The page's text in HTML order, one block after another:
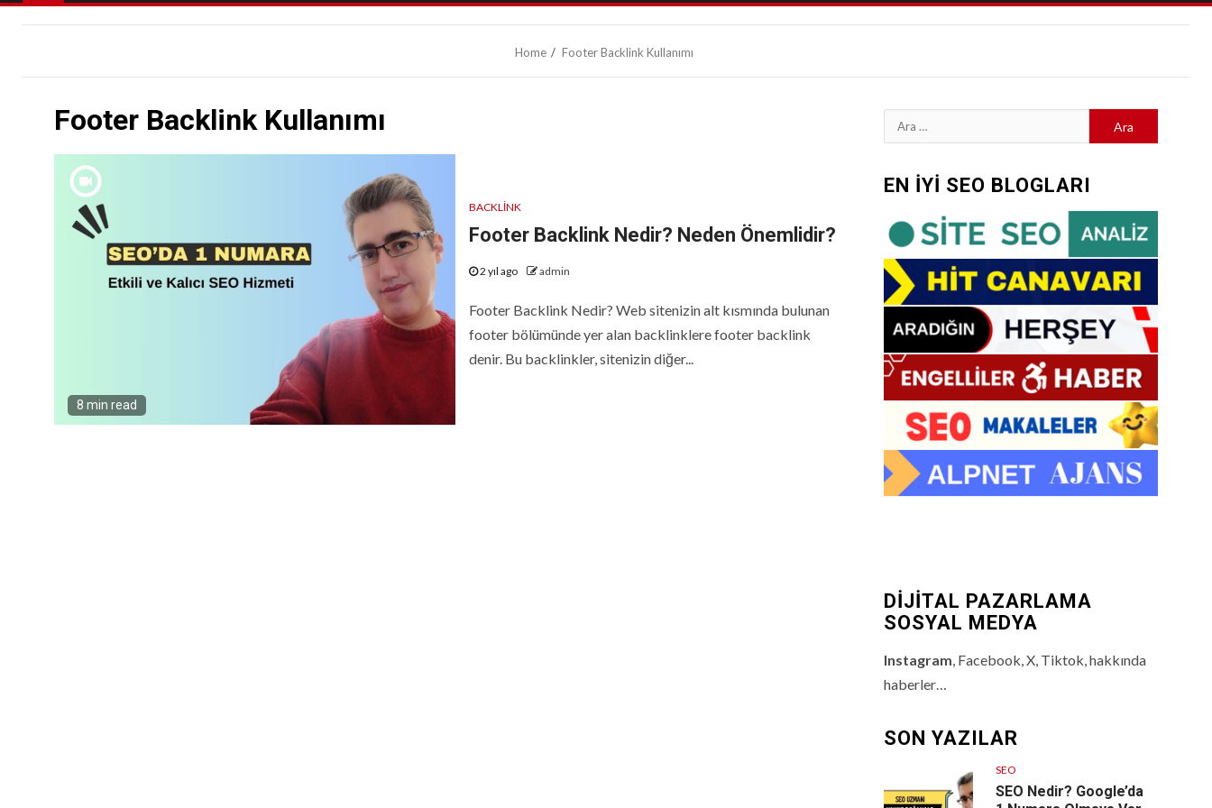
Home Footer Backlink Kullanımı
Footer Backlink Kullanımı
8 min read
BACKLINK
Footer Backlink Nedir? Neden Önemlidir?
2 yıl ago admin
Footer Backlink Nedir? Web sitenizin alt kısmında bulunan
footer bölümünde yer alan backlinklere footer backlink
denir. Bu backlinkler, sitenizin diğer...
Arama:
EN İYİ SEO BLOGLARI
DİJİTAL PAZARLAMA
SOSYAL MEDYA
Instagram , Facebook, X, Tiktok, hakkında
haberler…
SON YAZILAR
SEO
SEO Nedir? Google’da